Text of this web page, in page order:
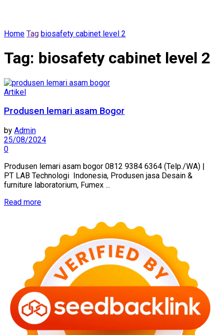
Home Tag biosafety cabinet level 2
Tag: biosafety cabinet level 2
Artikel
Produsen lemari asam Bogor
by Admin
25/08/2024
0
Produsen lemari asam bogor 0812 9384 6364 (Telp./WA) |
PT LAB Technologi Indonesia, Produsen jasa Desain &
furniture laboratorium, Fumex ...
Read more